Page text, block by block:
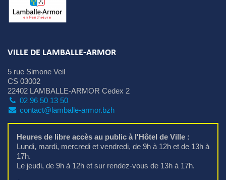
VILLE DE LAMBALLE-ARMOR
5 rue Simone Veil
CS 03002
22402 LAMBALLE-ARMOR Cedex 2
02 96 50 13 50
contact@lamballe-armor.bzh
Heures de libre accès au public à l'Hôtel de Ville :
Lundi, mardi, mercredi et vendredi, de 9h à 12h et de 13h à
17h.
Le jeudi, de 9h à 12h et sur rendez-vous de 13h à 17h.